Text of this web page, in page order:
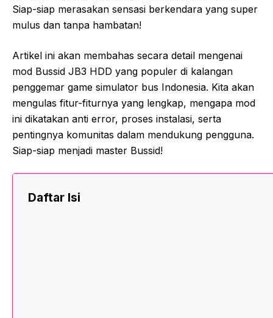
Siap-siap merasakan sensasi berkendara yang super
mulus dan tanpa hambatan!
Artikel ini akan membahas secara detail mengenai
mod Bussid JB3 HDD yang populer di kalangan
penggemar game simulator bus Indonesia. Kita akan
mengulas fitur-fiturnya yang lengkap, mengapa mod
ini dikatakan anti error, proses instalasi, serta
pentingnya komunitas dalam mendukung pengguna.
Siap-siap menjadi master Bussid!
Daftar Isi